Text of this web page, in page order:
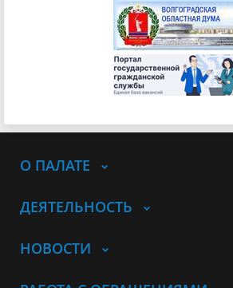
О ПАЛАТЕ
ДЕЯТЕЛЬНОСТЬ
НОВОСТИ